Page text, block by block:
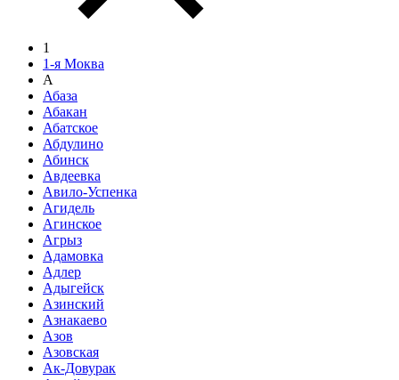
1
1-я Моква
А
Абаза
Абакан
Абатское
Абдулино
Абинск
Авдеевка
Авило-Успенка
Агидель
Агинское
Агрыз
Адамовка
Адлер
Адыгейск
Азинский
Азнакаево
Азов
Азовская
Ак-Довурак